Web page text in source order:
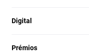
Digital
Prémios